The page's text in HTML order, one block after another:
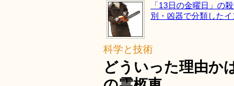
「13日の金曜日」の
別・凶器で分類した
科学と技術
どういった理由か